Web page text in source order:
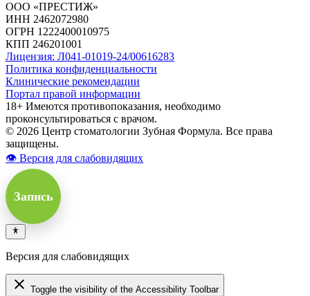
ООО «ПРЕСТИЖ»
ИНН 2462072980
ОГРН 1222400010975
КПП 246201001
Лицензия: Л041-01019-24/00616283
Политика конфиденциальности
Клинические рекомендации
Портал правой информации
18+ Имеются противопоказания, необходимо
проконсультироваться с врачом.
© 2026 Центр стоматологии Зубная Формула. Все права
защищены.
👁 Версия для слабовидящих
Запись
Версия для слабовидящих
close Toggle the visibility of the Accessibility Toolbar